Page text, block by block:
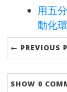
用五
動化
← PREVIOUS
SHOW 0